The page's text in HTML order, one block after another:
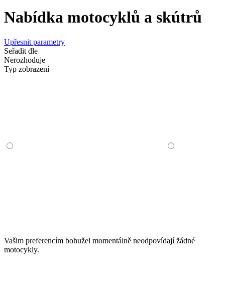
Nabídka motocyklů a skútrů
Upřesnit parametry
Seřadit dle
Nerozhoduje
Typ zobrazení
Vašim preferencím bohužel momentálně neodpovídají žádné
motocykly.